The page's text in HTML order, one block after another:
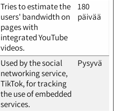
Tries to estimate the
users' bandwidth on
pages with
integrated YouTube
videos.
180
päivää
Used by the social
networking service,
TikTok, for tracking
the use of embedded
services.
Pysyvä